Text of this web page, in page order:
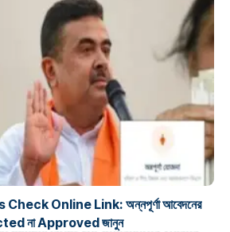
Online Link: অন্নপূর্ণা আবেদনের
না Approved জানুন